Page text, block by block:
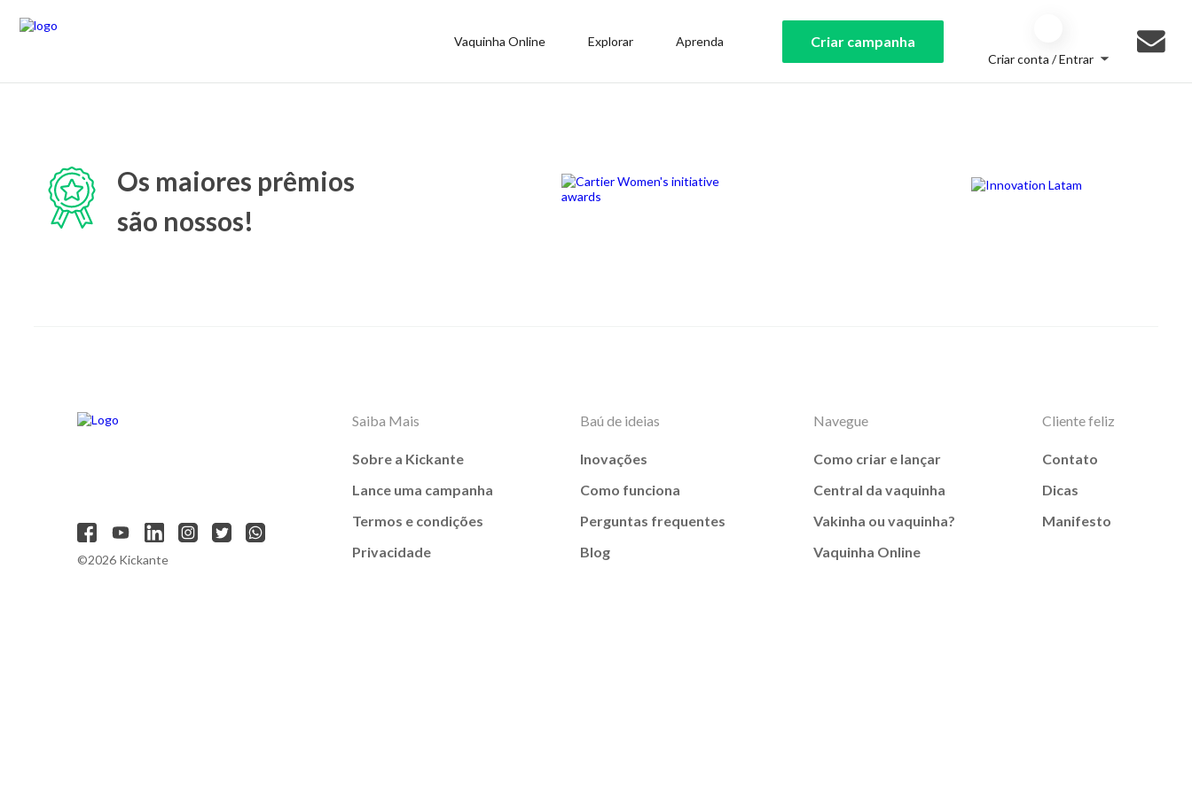
Vaquinha Online Explorar Aprenda Criar campanha
Criar conta / Entrar
Os maiores prêmios
são nossos!
©2026 Kickante
Saiba Mais
Sobre a Kickante
Lance uma campanha
Termos e condições
Privacidade
Baú de ideias
Inovações
Como funciona
Perguntas frequentes
Blog
Navegue
Como criar e lançar
Central da vaquinha
Vakinha ou vaquinha?
Vaquinha Online
Cliente feliz
Contato
Dicas
Manifesto